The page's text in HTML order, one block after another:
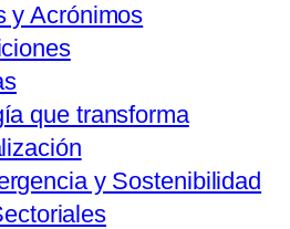
y Acrónimos
que transforma
y Sostenibilidad